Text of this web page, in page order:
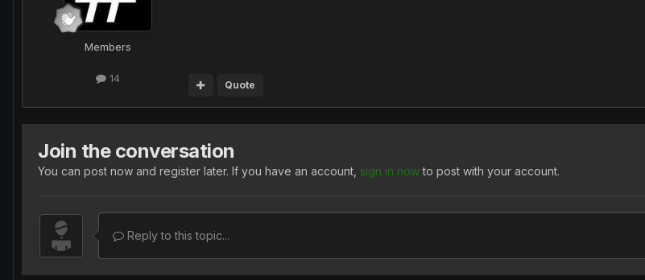
Members
14
Quote
Join the conversation
You can post now and register later. If you have an account, sign in nowto post with your account.
Reply to this topic...